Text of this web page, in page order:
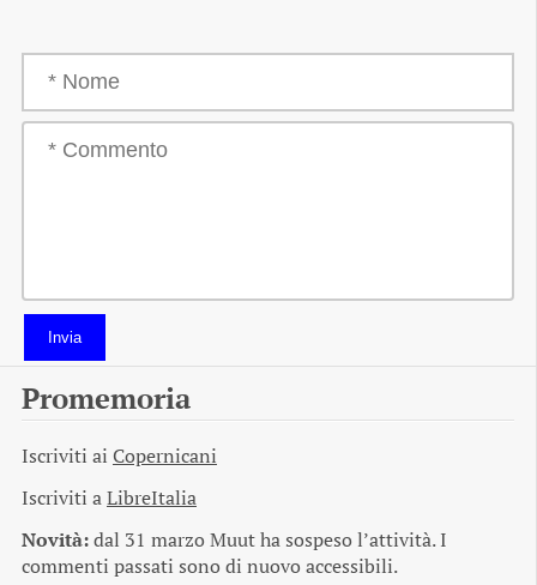
Invia
Promemoria
Iscriviti ai Copernicani
Iscriviti aLibreItalia
Novità:dal 31 marzo Muut ha sospeso l’attività. I
commenti passati sono di nuovo accessibili.